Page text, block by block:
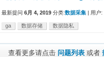
最新提问 6月 4, 2019 分类:数据采集 用户:
ga 数据存储 数据隐私
查看更多请点击 问题列表 或者